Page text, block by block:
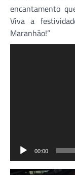
encantamento
Viva a
Maranhão!”
00:00